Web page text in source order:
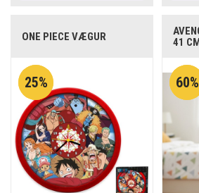
ONE PIECE VÆGUR
25%
41 CM
60%